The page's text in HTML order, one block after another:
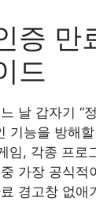
증
드
날 갑자기 “
기능을 방해
임, 각종 프
가장 공식
경고창 없